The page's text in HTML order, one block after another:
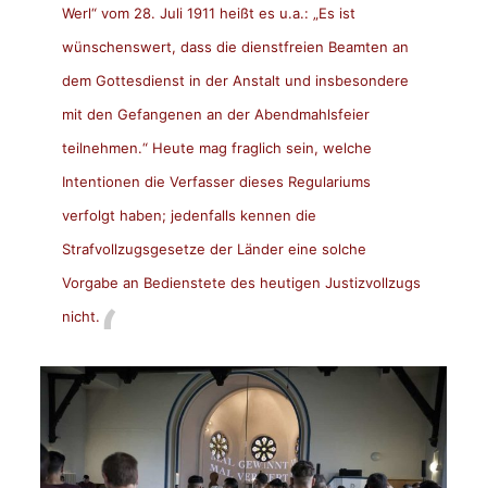
Werl“ vom 28. Juli 1911 heißt es u.a.: „Es ist
wünschenswert, dass die dienstfreien Beamten an
dem Gottesdienst in der Anstalt und insbesondere
mit den Gefangenen an der Abendmahlsfeier
teilnehmen.“ Heute mag fraglich sein, welche
Intentionen die Verfasser dieses Regulariums
verfolgt haben; jedenfalls kennen die
Strafvollzugsgesetze der Länder eine solche
Vorgabe an Bedienstete des heutigen Justizvollzugs
nicht.